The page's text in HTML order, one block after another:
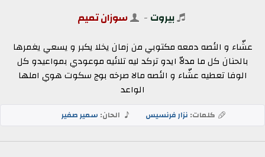
بيروت - سوزان تميم
عشّاء و الئصه دمعه مكتوبي من زمان يخلا يكبر و يسعي يغمرها
بالحنان كل ما مدلاّ ايدو تركد ليه تلائيه موعودي بمواعيدو كل
الوفا تعطيه عشّاء و الئصه مالا صرخه بوج سكوت هوي املها
الواعد
كلمات: نزار فرنسيس الحان: سمير صفير